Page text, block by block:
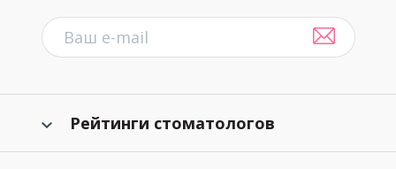
Рейтинги стоматологов